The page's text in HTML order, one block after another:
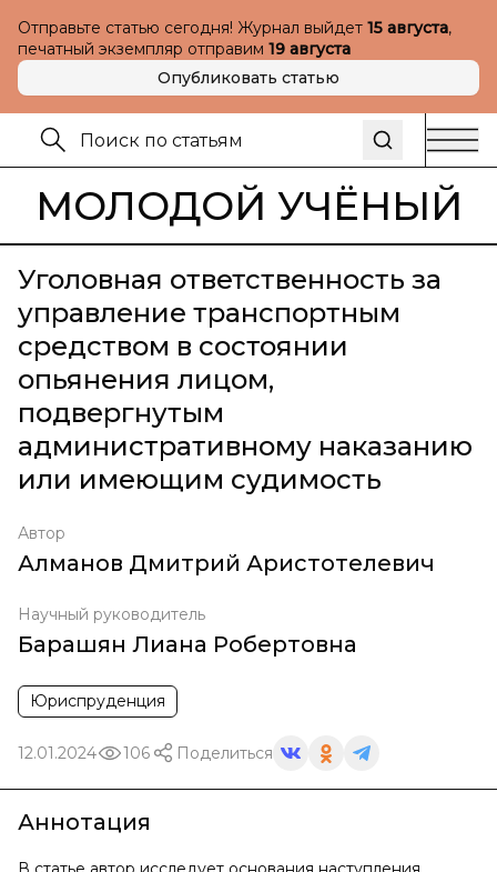
Отправьте статью сегодня! Журнал выйдет 15 августа,
печатный экземпляр отправим 19 августа
Опубликовать статью
МОЛОДОЙ УЧЁНЫЙ
Уголовная ответственность за
управление транспортным
средством в состоянии
опьянения лицом,
подвергнутым
административному наказанию
или имеющим судимость
Автор
Алманов Дмитрий Аристотелевич
Научный руководитель
Барашян Лиана Робертовна
Юриспруденция
12.01.2024 106 Поделиться
Аннотация